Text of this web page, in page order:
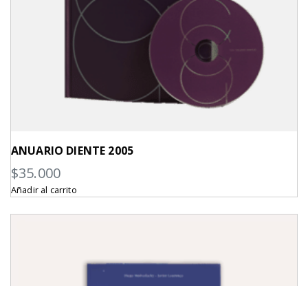
ANUARIO DIENTE 2005
$35.000
Añadir al carrito